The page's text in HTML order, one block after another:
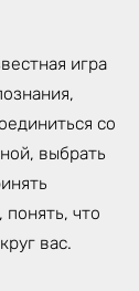
игра
со
выбрать
что
вас.